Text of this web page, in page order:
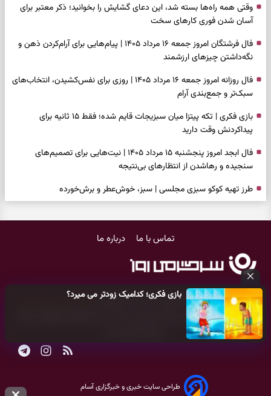
بازی فکری؛ کدامیک زودتر می میرد؟
وقتی همه راه‌ها بسته شد، این دعای گشایش را بخوانید؛ ذکر معتبر برای
آسان شدن فوری کارهای سخت
فال فرشتگان امروز جمعه ۱۶ مرداد ۱۴۰۵ | پیام‌هایی برای آرام‌کردن ذهن و
نگه‌داشتن چیزهای ارزشمند
فال روزانه امروز جمعه ۱۶ مرداد ۱۴۰۵ | روزی برای نفس‌کشیدن، انتخاب‌های
سبک‌تر و جمع‌بندی آرام
بازی فکری | تکه پیتزا میان سبزیجات قایم شده؛ فقط ۱۵ ثانیه برای
پیداکردنش وقت دارید
فال ابجد امروز پنجشنبه ۱۵ مرداد ۱۴۰۵ | نیت‌هایی برای تصمیم‌های
سنجیده و رهاشدن از انتظارهای بی‌نتیجه
طرز تهیه کوکو سبزی مجلسی | سبز، خوش‌عطر و برش‌خورده
باارزش‌ترین چیز زندگی‌تان را نشان می‌دهد
انتخاب مسیرهای کم‌هزینه‌تر
برای خانه‌دار شدن این دعا را بخوانید | دعایی کوتاه برای رسیدن به خانه‌ای
امن و پربرکت
فال فرشتگان امروز پنجشنبه ۱۵ مرداد ۱۴۰۵ | پیام‌هایی برای حفظ تمرکز،
تماس با ما درباره ما
کلیه حقوق مادی و معنوی این سایت متعلق بهپایگاه خبری سرگرمی روز
می‌باشد و هر گونه کپی‌برداری توسط دیگر سایت‌ها
طراحی سایت خبری و خبرگزاری آسام